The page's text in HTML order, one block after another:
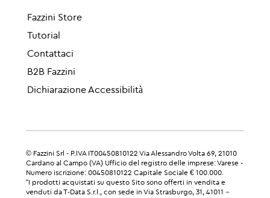
Fazzini Store
Tutorial
Contattaci
B2B Fazzini
Dichiarazione Accessibilità
© Fazzini Srl - P.IVA IT00450810122 Via Alessandro Volta 69, 21010
Cardano al Campo (VA) Ufficio del registro delle imprese: Varese -
Numero iscrizione: 00450810122 Capitale Sociale € 100.000.
“I prodotti acquistati su questo Sito sono offerti in vendita e
venduti da T-Data S.r.l., con sede in Via Strasburgo, 31, 41011 –